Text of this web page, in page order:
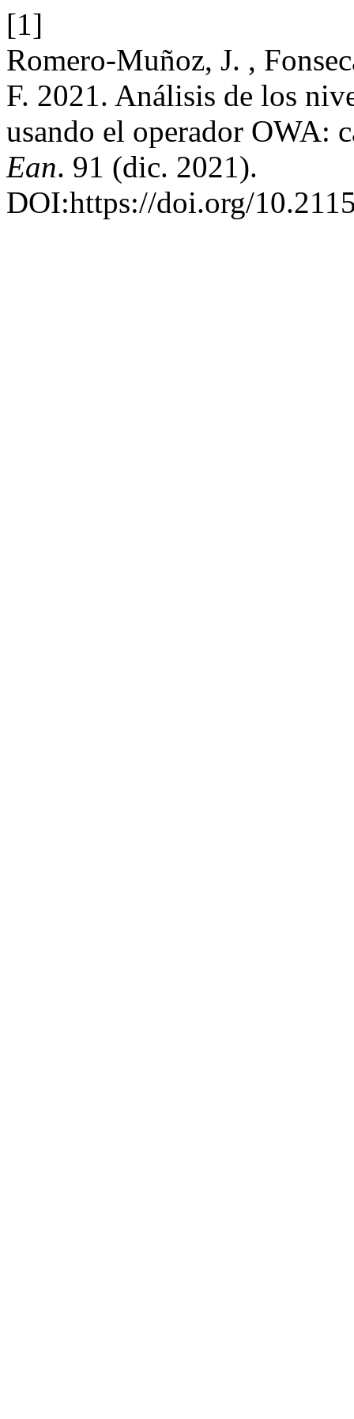
[1]
Romero-Muñoz, J. ,
F. 2021. Análisis de los
usando el operador OWA:
Ean. 91 (dic. 2021).
DOI:https://doi.org/